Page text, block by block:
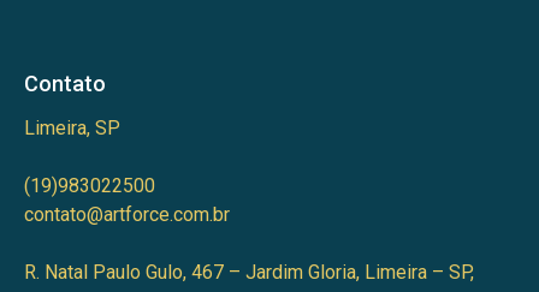
Contato
Limeira, SP
(19)983022500
contato@artforce.com.br
R. Natal Paulo Gulo, 467 – Jardim Gloria, Limeira – SP,